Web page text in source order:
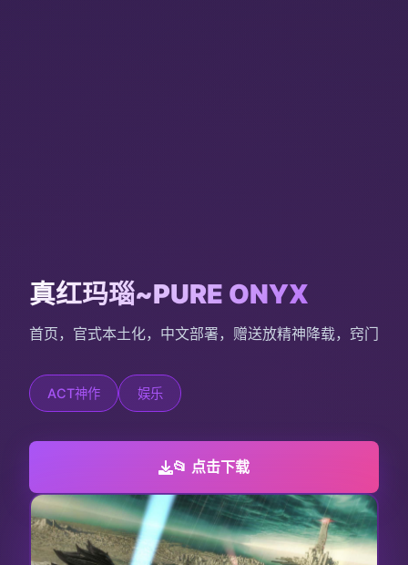
真红玛瑙~PURE ONYX
首页，官式本土化，中文部署，赠送放精神降载，窍门
ACT神作 娱乐
📂 点击下载